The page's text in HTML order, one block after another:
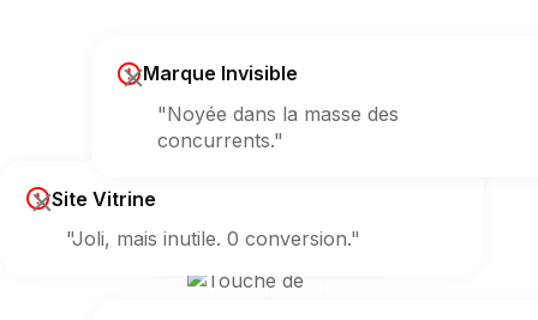
Site Vitrine
"Joli, mais inutile. 0 conversion."
Marque Invisible
"Noyée dans la masse des
concurrents."